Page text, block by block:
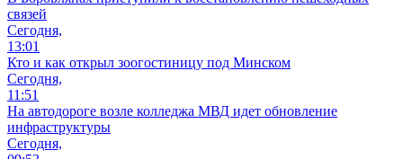
связей
Сегодня,
13:01
Кто и как открыл зоогостиницу под Минском
Сегодня,
11:51
На автодороге возле колледжа МВД идет обновление
инфраструктуры
Сегодня,